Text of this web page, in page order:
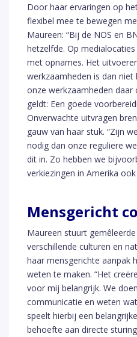
Door haar ervaringen op
flexibel mee te bewegen
Maureen: “Bij de NOS en
hetzelfde. Op
met opnames. Het
werkzaamheden is dan niet
onze werkzaamheden daar
geldt: Een goede
Onverwachte uitvragen
gauw van haar stuk. “Zijn
nodig dan onze reguliere
dit in. Zo hebben we
verkiezingen in Amerika ook
Mensgericht
Maureen stuurt
verschillende culturen en
haar mensgerichte aanpak
weten te maken. “Het
voor mij belangrijk. We
communicatie en weten
speelt hierbij een
behoefte aan directe